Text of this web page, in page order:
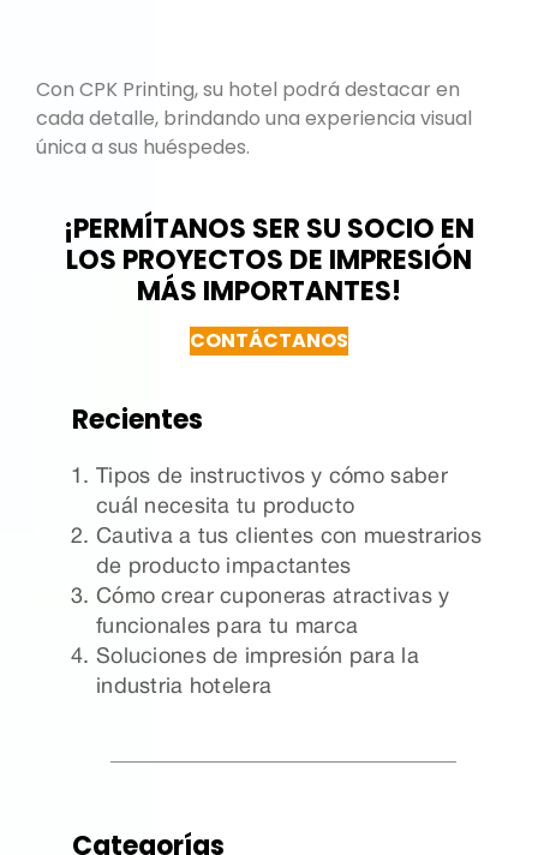
Con CPK Printing, su hotel podrá destacar en
cada detalle, brindando una experiencia visual
única a sus huéspedes.
¡PERMÍTANOS SER SU SOCIO EN
LOS PROYECTOS DE IMPRESIÓN
MÁS IMPORTANTES!
CONTÁCTANOS
Recientes
Tipos de instructivos y cómo saber
cuál necesita tu producto
Cautiva a tus clientes con muestrarios
de producto impactantes
Cómo crear cuponeras atractivas y
funcionales para tu marca
Soluciones de impresión para la
industria hotelera
Categorías